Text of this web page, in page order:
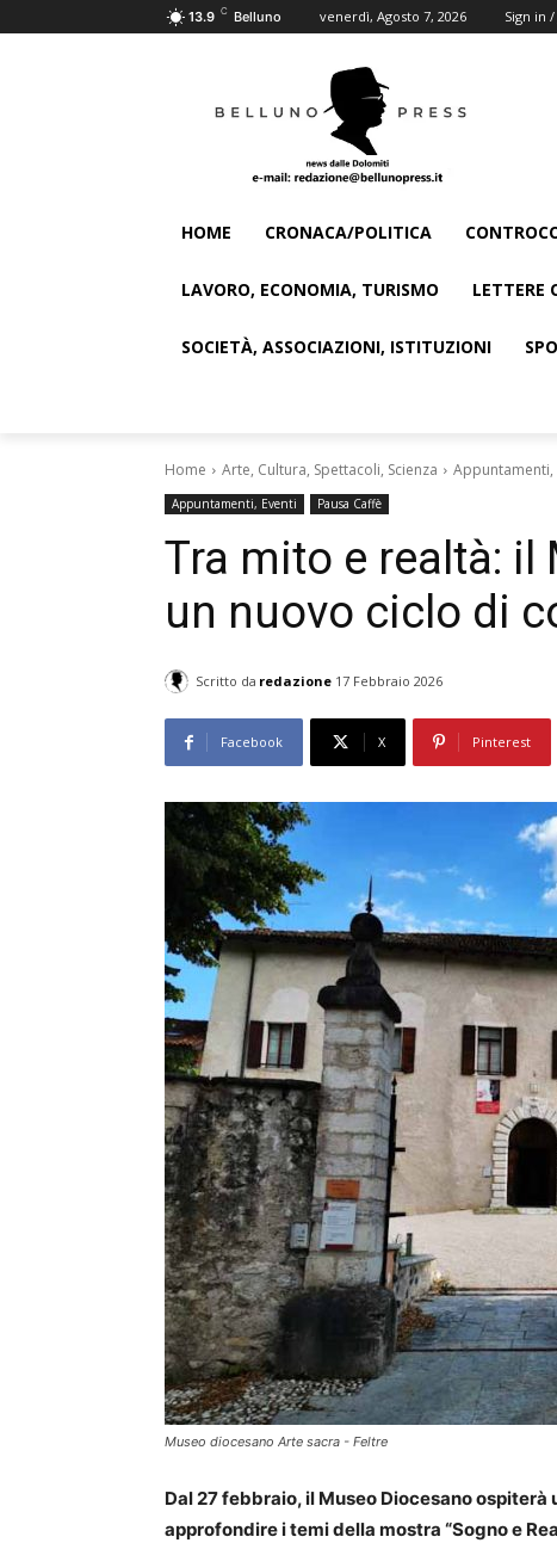
13.9 C Belluno venerdì, Agosto 7, 2026 Sign in /
HOME CRONACA/POLITICA
LAVORO, ECONOMIA, TURISMO LETTERE
SOCIETÀ, ASSOCIAZIONI, ISTITUZIONI
Home Arte, Cultura, Spettacoli, Scienza Appuntamenti,
Appuntamenti, Eventi Pausa Caffè
Tra mito e realtà: il
un nuovo ciclo di
Scritto da redazione 17 Febbraio 2026
Facebook X Pinterest
Museo diocesano Arte sacra - Feltre
Dal 27 febbraio, il Museo Diocesano
approfondire i temi della mostra “Sogno e